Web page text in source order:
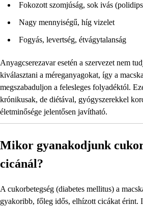
Fokozott szomjúság, sok ivás
Nagy mennyiségű, híg vizelet
Fogyás, levertség, étvágytalanság
Anyagcserezavar esetén a szervezet nem
kiválasztani a méreganyagokat, így a
megszabaduljon a felesleges folyadéktól.
krónikusak, de diétával, gyógyszerekkel
életminősége jelentősen javítható.
Mikor gyanakodjunk
cicánál?
A cukorbetegség (diabetes mellitus) a
gyakoribb, főleg idős, elhízott cicákat érint.